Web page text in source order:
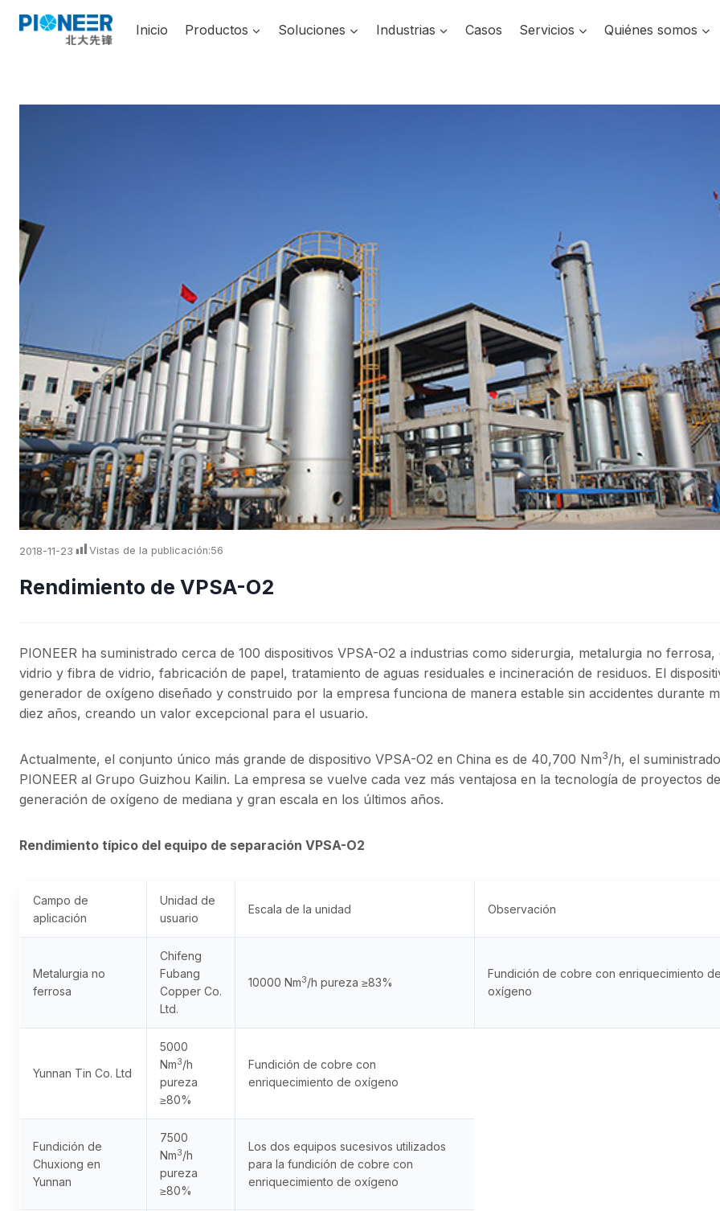
Inicio Productos Soluciones Industrias Casos Servicios Quiénes somos
2018-11-23 Vistas de la publicación:56
Rendimiento de VPSA-O2
PIONEER ha suministrado cerca de 100 dispositivos VPSA-O2 a industrias como siderurgia, metalurgia no ferrosa,
vidrio y fibra de vidrio, fabricación de papel, tratamiento de aguas residuales e incineración de residuos. El
generador de oxígeno diseñado y construido por la empresa funciona de manera estable sin accidentes durante
diez años, creando un valor excepcional para el usuario.
Actualmente, el conjunto único más grande de dispositivo VPSA-O2 en China es de 40,700 Nm3/h, el
PIONEER al Grupo Guizhou Kailin. La empresa se vuelve cada vez más ventajosa en la tecnología de proyectos de
generación de oxígeno de mediana y gran escala en los últimos años.
Rendimiento típico del equipo de separación VPSA-O2
Campo de
aplicación
Unidad de
usuario
Escala de la unidad Observación
Metalurgia no
ferrosa
Chifeng
Fubang
Copper Co.
Ltd.
10000 Nm3/h pureza ≥83%
Fundición de cobre con enriquecimiento
oxígeno
Yunnan Tin Co. Ltd
5000
Nm3/h
pureza
≥80%
Fundición de cobre con
enriquecimiento de oxígeno
Fundición de
Chuxiong en
Yunnan
7500
Nm3/h
pureza
≥80%
Los dos equipos sucesivos utilizados
para la fundición de cobre con
enriquecimiento de oxígeno